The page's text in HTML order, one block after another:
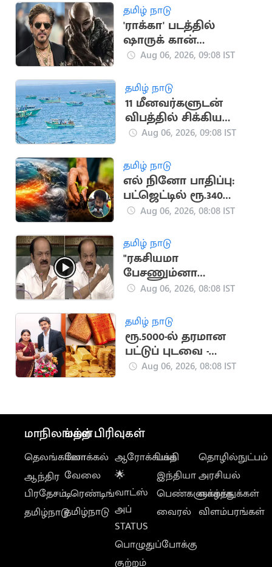
தமிழ் நாடு
'ராக்கா' படத்தில்
ஷாருக் கான்
நடிக்கவில்லை:
முற்றுப்புள்ளி
Aug 06, 2026, 09:08 IST
தமிழ் நாடு
11 மீனவர்களுடன்
விபத்தில் சிக்கிய
இந்திய மீனவர்களின்
Aug 06, 2026, 09:08 IST
தமிழ் நாடு
எல் நினோ பாதிப்பு:
பட்ஜெட்டில் ரூ.340
கோடி ஒதுக்கீடு
Aug 06, 2026, 08:08 IST
தமிழ் நாடு
"ரகசியமா
பேசணும்னா
அமைதியா பேசுங்க"..
சபாநாயகர் அறிவுரை
Aug 06, 2026, 08:08 IST
தமிழ் நாடு
ரூ.5000-ல் தரமான
பட்டுப் புடவை -
அமைச்சர் அறிவிப்பு
Aug 06, 2026, 08:08 IST
மாநிலங்கள்
தெலங்கானா
ஆந்திர
பிரதேசம்
தமிழ்நாடு
மற்ற பிரிவுகள்
லோக்கல்
வேலை
டிரெண்டிங்
தமிழ்நாடு
ஆரோக்கியம்
🌟
வாட்ஸ்
அப்
STATUS
பொழுதுப்போக்கு
குற்றம்
பக்தி
இந்தியா
பெண்களுக்காக
வைரல்
தொழில்நுட்பம்
அரசியல்
வாழ்த்துக்கள்
விளம்பரங்கள்